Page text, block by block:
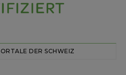
DER SCHWEIZ